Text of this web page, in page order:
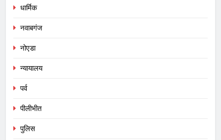
धार्मिक
नवाबगंज
नोएडा
न्यायालय
पर्व
पीलीभीत
पुलिस